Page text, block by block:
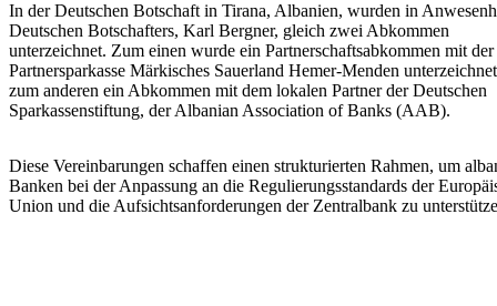
In der Deutschen Botschaft in Tirana, Albanien, wurden in
Deutschen Botschafters, Karl Bergner, gleich zwei Abkommen
unterzeichnet. Zum einen wurde ein Partnerschaftsabkommen mit der
Partnersparkasse Märkisches Sauerland Hemer-Menden
zum anderen ein Abkommen mit dem lokalen Partner der Deutschen
Sparkassenstiftung, der Albanian Association of Banks (AAB).
Diese Vereinbarungen schaffen einen strukturierten Rahmen, um
Banken bei der Anpassung an die Regulierungsstandards der
Union und die Aufsichtsanforderungen der Zentralbank zu